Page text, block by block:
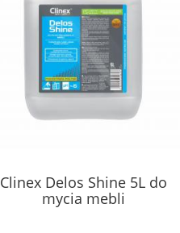
Clinex Delos Shine 5L do
mycia mebli